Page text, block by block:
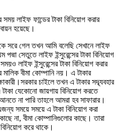
সময় লাইফ ফান্ডের টাকা বিনিয়োগ করার
হয়েছে।
সরে গেল তখন আমি বলেছি সেখানে লাইফ
সেতুতে লাইফ ইন্সুরেন্সের টাকা বিনিয়োগ
লাইফ ইন্সুরেন্সের টাকা বিনিয়োগ করার
বীমা কোম্পানি নয়। এ টাকার
চাইলে তখন এ টাকার সদ্ব্যবহার
যেকোনো জায়গায় বিনিয়োগ করতে
না পারি তাহলে আমরা হব সাফারার।
সময়ে সময়ে এ টাকা বিনিয়োগ করা
না, বীমা কোম্পানিগুলোর কাছে। তারা
করে থাকে।